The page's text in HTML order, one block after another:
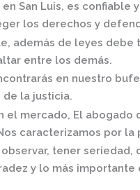
San Luis, es confiable
los derechos y
además de leyes
entre los demás.
en nuestro
la justicia.
el mercado, El abogado
caracterizamos por
tener
y lo más